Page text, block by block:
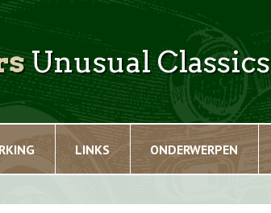
Unusual Classics
LINKS ONDERWERPEN